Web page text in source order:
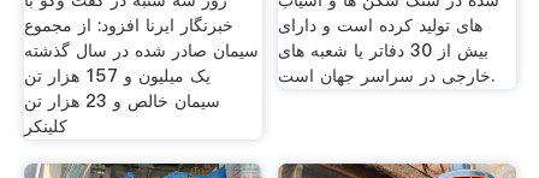
خبرنگار ایرنا افزود: از مجموع
سیمان صادر شده در سال گذشته
یک میلیون و 157 هزار تن
سیمان خالص و 23 هزار تن
کلینکر
های تولید کرده است و دارای
بیش از 30 دفاتر یا شعبه های
خارجی در سراسر جهان است.